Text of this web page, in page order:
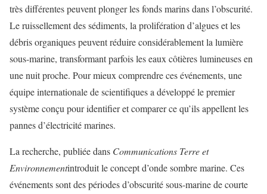
très différentes peuvent plonger les fonds marins dans l’obscurité.
Le ruissellement des sédiments, la prolifération d’algues et les
débris organiques peuvent réduire considérablement la lumière
sous-marine, transformant parfois les eaux côtières lumineuses en
une nuit proche. Pour mieux comprendre ces événements, une
équipe internationale de scientifiques a développé le premier
système conçu pour identifier et comparer ce qu’ils appellent les
pannes d’électricité marines.
La recherche, publiée dans Communications Terre et
Environnementintroduit le concept d’onde sombre marine. Ces
événements sont des périodes d’obscurité sous-marine de courte